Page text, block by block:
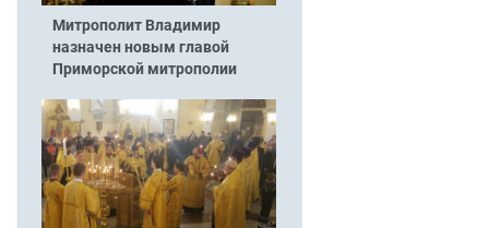
Митрополит Владимир
назначен новым главой
Приморской митрополии